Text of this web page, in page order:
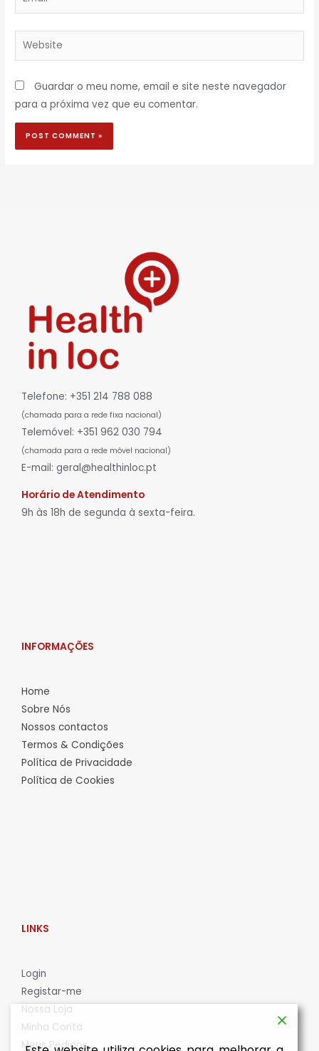
Website
Guardar o meu nome, email e site neste navegador
para a próxima vez que eu comentar.
Telefone: +351 214 788 088
(chamada para a rede fixa nacional)
Telemóvel: +351 962 030 794
(chamada para a rede móvel nacional)
E-mail: geral@healthinloc.pt
Horário de Atendimento
9h às 18h de segunda à sexta-feira.
INFORMAÇÕES
Home
Sobre Nós
Nossos contactos
Termos & Condições
Política de Privacidade
Política de Cookies
LINKS
Login
Registar-me
Nossa Loja
Minha Conta
Meus Pedidos